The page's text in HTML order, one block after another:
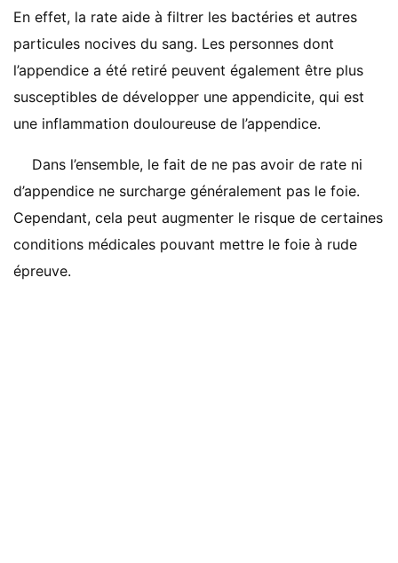
En effet, la rate aide à filtrer les bactéries et autres
particules nocives du sang. Les personnes dont
l’appendice a été retiré peuvent également être plus
susceptibles de développer une appendicite, qui est
une inflammation douloureuse de l’appendice.
Dans l’ensemble, le fait de ne pas avoir de rate ni
d’appendice ne surcharge généralement pas le foie.
Cependant, cela peut augmenter le risque de certaines
conditions médicales pouvant mettre le foie à rude
épreuve.